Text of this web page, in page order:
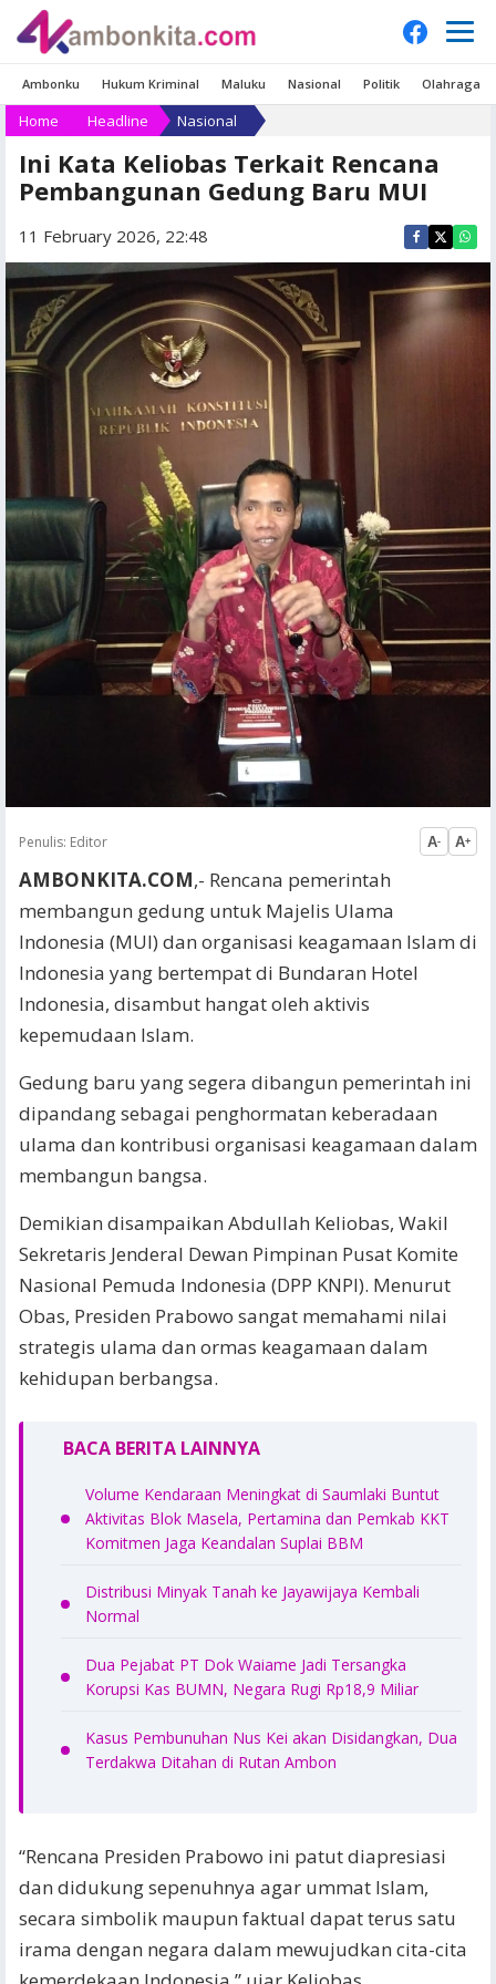
Ambonku Hukum Kriminal Maluku Nasional Politik Olahraga
Home Headline Nasional
Ini Kata Keliobas Terkait Rencana
Pembangunan Gedung Baru MUI
11 February 2026, 22:48
Penulis: Editor A- A+
AMBONKITA.COM,- Rencana pemerintah
membangun gedung untuk Majelis Ulama
Indonesia (MUI) dan organisasi keagamaan Islam di
Indonesia yang bertempat di Bundaran Hotel
Indonesia, disambut hangat oleh aktivis
kepemudaan Islam.
Gedung baru yang segera dibangun pemerintah ini
dipandang sebagai penghormatan keberadaan
ulama dan kontribusi organisasi keagamaan dalam
membangun bangsa.
Demikian disampaikan Abdullah Keliobas, Wakil
Sekretaris Jenderal Dewan Pimpinan Pusat Komite
Nasional Pemuda Indonesia (DPP KNPI). Menurut
Obas, Presiden Prabowo sangat memahami nilai
strategis ulama dan ormas keagamaan dalam
kehidupan berbangsa.
BACA BERITA LAINNYA
Volume Kendaraan Meningkat di Saumlaki Buntut
Aktivitas Blok Masela, Pertamina dan Pemkab KKT
Komitmen Jaga Keandalan Suplai BBM
Distribusi Minyak Tanah ke Jayawijaya Kembali
Normal
Dua Pejabat PT Dok Waiame Jadi Tersangka
Korupsi Kas BUMN, Negara Rugi Rp18,9 Miliar
Kasus Pembunuhan Nus Kei akan Disidangkan, Dua
Terdakwa Ditahan di Rutan Ambon
“Rencana Presiden Prabowo ini patut diapresiasi
dan didukung sepenuhnya agar ummat Islam,
secara simbolik maupun faktual dapat terus satu
irama dengan negara dalam mewujudkan cita-cita